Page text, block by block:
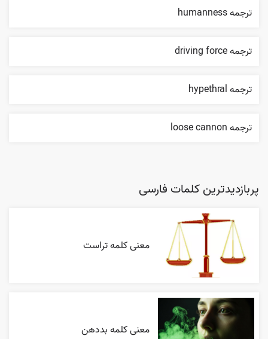
ترجمه humanness
ترجمه driving force
ترجمه hypethral
ترجمه loose cannon
پربازدیدترین کلمات فارسی
معنی کلمه تراست
معنی کلمه بددهن